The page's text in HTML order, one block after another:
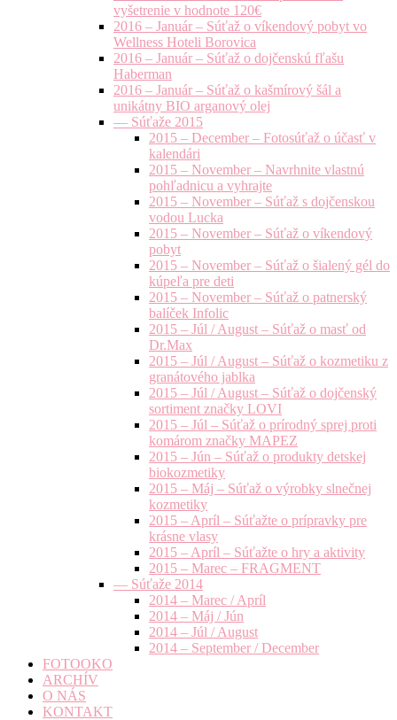
vyšetrenie v hodnote 120€
2016 – Január – Súťaž o víkendový pobyt vo
Wellness Hoteli Borovica
2016 – Január – Súťaž o dojčenskú fľašu
Haberman
2016 – Január – Súťaž o kašmírový šál a
unikátny BIO arganový olej
— Súťaže 2015
2015 – December – Fotosúťaž o účasť v
kalendári
2015 – November – Navrhnite vlastnú
pohľadnicu a vyhrajte
2015 – November – Súťaž s dojčenskou
vodou Lucka
2015 – November – Súťaž o víkendový
pobyt
2015 – November – Súťaž o šialený gél do
kúpeľa pre deti
2015 – November – Súťaž o patnerský
balíček Infolic
2015 – Júl / August – Súťaž o masť od
Dr.Max
2015 – Júl / August – Súťaž o kozmetiku z
granátového jablka
2015 – Júl / August – Súťaž o dojčenský
sortiment značky LOVI
2015 – Júl – Súťaž o prírodný sprej proti
komárom značky MAPEZ
2015 – Jún – Súťaž o produkty detskej
biokozmetiky
2015 – Máj – Súťaž o výrobky slnečnej
kozmetiky
2015 – Apríl – Súťažte o prípravky pre
krásne vlasy
2015 – Apríl – Súťažte o hry a aktivity
2015 – Marec – FRAGMENT
— Súťaže 2014
2014 – Marec / Apríl
2014 – Máj / Jún
2014 – Júl / August
2014 – September / December
FOTOOKO
ARCHÍV
O NÁS
KONTAKT